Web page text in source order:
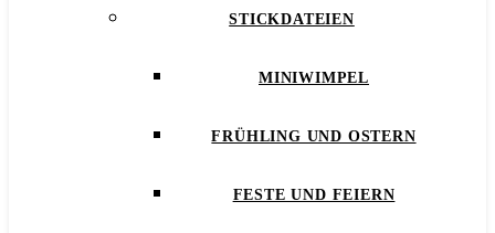
STICKDATEIEN
MINIWIMPEL
FRÜHLING UND OSTERN
FESTE UND FEIERN